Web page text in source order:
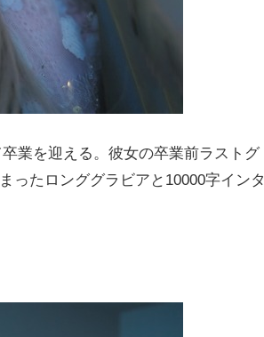
業を迎える。彼女の卒業前ラストグ
ったロンググラビアと10000字インタ